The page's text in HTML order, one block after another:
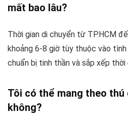
mất bao lâu?
Thời gian di chuyển từ TP.HCM
khoảng 6-8 giờ tùy thuộc vào tình
chuẩn bị tinh thần và sắp xếp thời
Tôi có thể mang theo thú
không?